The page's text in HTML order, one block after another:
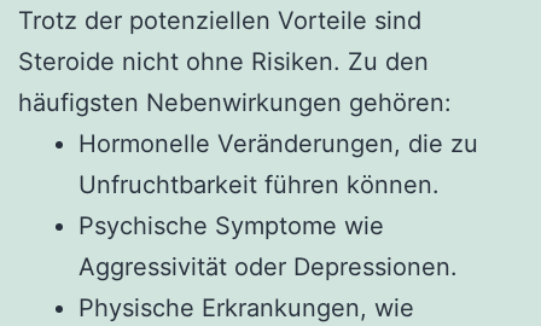
Trotz der potenziellen Vorteile sind
Steroide nicht ohne Risiken. Zu den
häufigsten Nebenwirkungen gehören:
Hormonelle Veränderungen, die zu
Unfruchtbarkeit führen können.
Psychische Symptome wie
Aggressivität oder Depressionen.
Physische Erkrankungen, wie